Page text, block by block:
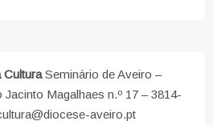
CulturaSeminário de Aveiro –
Magalhaes n.º 17 – 3814-
aveiro.pt